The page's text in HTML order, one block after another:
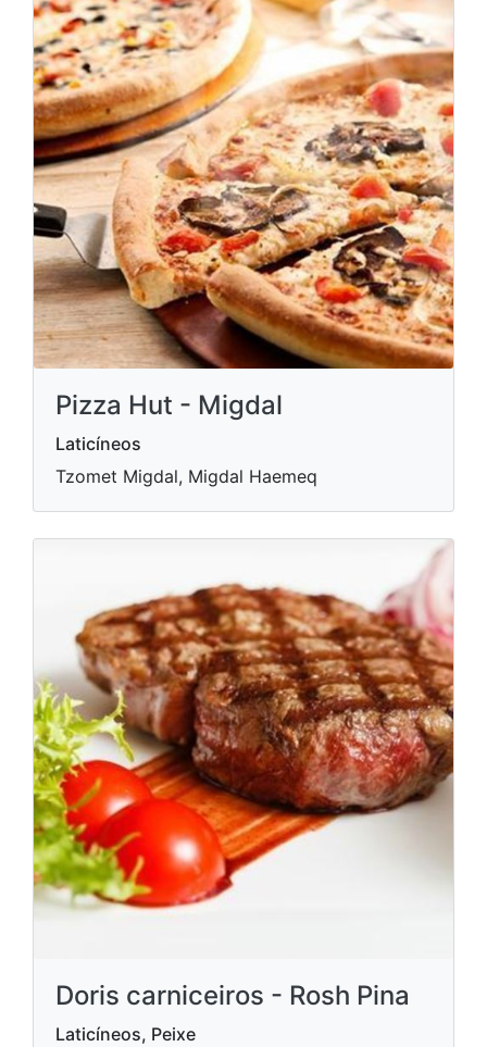
Pizza Hut - Migdal
Laticíneos
Tzomet Migdal, Migdal Haemeq
Doris carniceiros - Rosh Pina
Laticíneos, Peixe